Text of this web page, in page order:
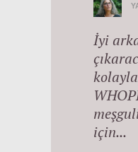
İyi
için...